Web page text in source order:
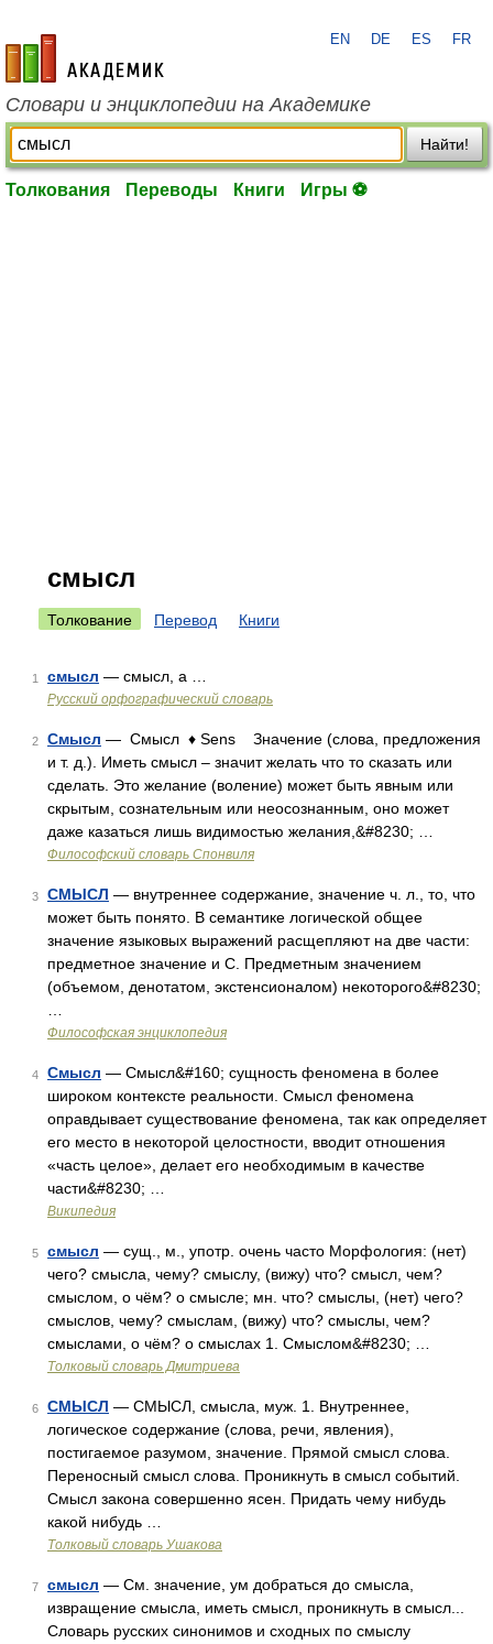
academic.ru
EN DE ES FR
Словари и энциклопедии на Академике
Найти!
Толкования Переводы Книги Игры ⚽
смысл
Толкование Перевод Книги
1 смысл — смысл, а …
Русский орфографический словарь
2 Смысл — Смысл ♦ Sens Значение (слова, предложения
и т. д.). Иметь смысл – значит желать что то сказать или
сделать. Это желание (воление) может быть явным или
скрытым, сознательным или неосознанным, оно может
даже казаться лишь видимостью желания,&#8230; …
Философский словарь Спонвиля
3 СМЫСЛ — внутреннее содержание, значение ч. л., то, что
может быть понято. В семантике логической общее
значение языковых выражений расщепляют на две части:
предметное значение и С. Предметным значением
(объемом, денотатом, экстенсионалом) некоторого&#8230;
Философская энциклопедия
4 Смысл — Смысл&#160; сущность феномена в более
широком контексте реальности. Смысл феномена
оправдывает существование феномена, так как определяет
его место в некоторой целостности, вводит отношения
«часть целое», делает его необходимым в качестве
части&#8230; …
Википедия
5 смысл — сущ., м., употр. очень часто Морфология: (нет)
чего? смысла, чему? смыслу, (вижу) что? смысл, чем?
смыслом, о чём? о смысле; мн. что? смыслы, (нет) чего?
смыслов, чему? смыслам, (вижу) что? смыслы, чем?
смыслами, о чём? о смыслах 1. Смыслом&#8230; …
Толковый словарь Дмитриева
6 СМЫСЛ — СМЫСЛ, смысла, муж. 1. Внутреннее,
логическое содержание (слова, речи, явления),
постигаемое разумом, значение. Прямой смысл слова.
Переносный смысл слова. Проникнуть в смысл событий.
Смысл закона совершенно ясен. Придать чему нибудь
какой нибудь …
Толковый словарь Ушакова
7 смысл — См. значение, ум добраться до смысла,
извращение смысла, иметь смысл, проникнуть в смысл...
Словарь русских синонимов и сходных по смыслу